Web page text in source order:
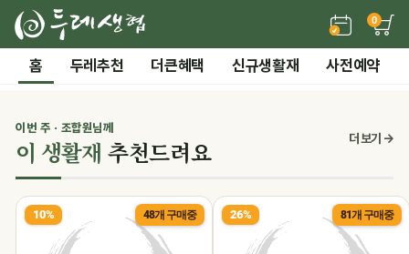
0
홈 두레추천 더큰혜택 신규생활재 사전예약
시즌기획
말복 더위까지! 끝장 보양 특가
든든한 간편 보양식 →
‹
2 / 7 전체 보기
0
이번 주 · 조합원님께
이 생활재 추천드려요 더 보기 →
10% 48개 구매중 26% 81개 구매중